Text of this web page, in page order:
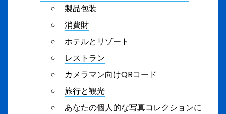
製品包装
消費財
ホテルとリゾート
レストラン
カメラマン向けQRコード
旅行と観光
あなたの個人的な写真コレクションに